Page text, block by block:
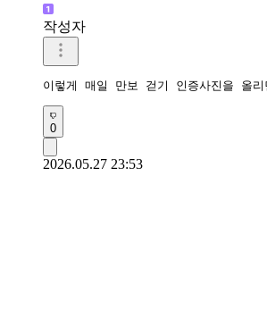
작성자
이렇게 매일 만보 걷기 인증사진을 올
0
2026.05.27 23:53